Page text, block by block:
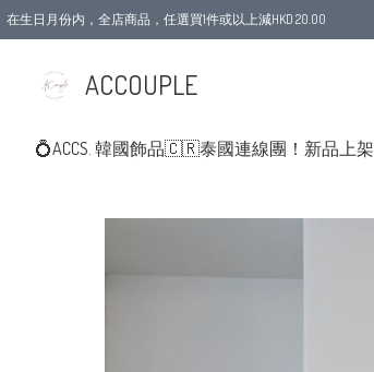
在生日月份内，全店商品，任選買1件或以上減HKD 20.00
ACCOUPLE
💍ACCS. 韓國飾品🇨🇷泰國連線團！新品上架